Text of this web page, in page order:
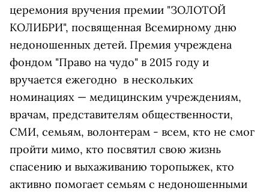
церемония вручения премии "ЗОЛОТОЙ
КОЛИБРИ", посвященная Всемирному дню
недоношенных детей. Премия учреждена
фондом "Право на чудо" в 2015 году и
вручается ежегодно в нескольких
номинациях — медицинским учреждениям,
врачам, представителям общественности,
СМИ, семьям, волонтерам - всем, кто не смог
пройти мимо, кто посвятил свою жизнь
спасению и выхаживанию торопыжек, кто
активно помогает семьям с недоношенными